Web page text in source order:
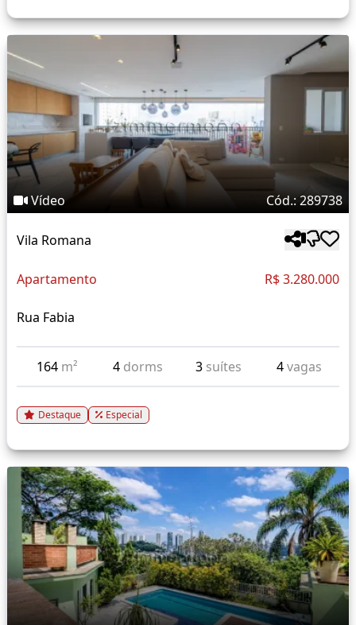
Vídeo Cód.: 289738
Vila Romana
Apartamento R$ 3.280.000
Rua Fabia
164 m² 4 dorms 3 suítes 4vagas
Destaque Especial